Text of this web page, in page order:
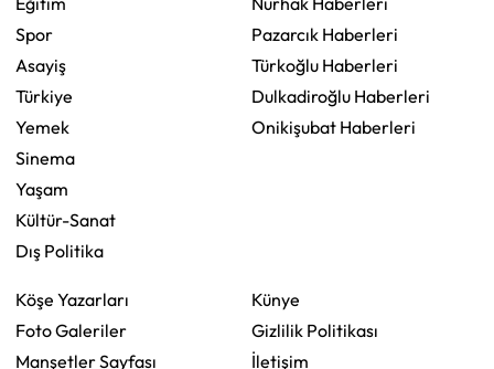
Spor
Asayiş
Türkiye
Yemek
Sinema
Yaşam
Kültür-Sanat
Dış Politika
Pazarcık Haberleri
Türkoğlu Haberleri
Dulkadiroğlu Haberleri
Onikişubat Haberleri
Köşe Yazarları
Foto Galeriler
Manşetler Sayfası
Künye
Gizlilik Politikası
İletişim